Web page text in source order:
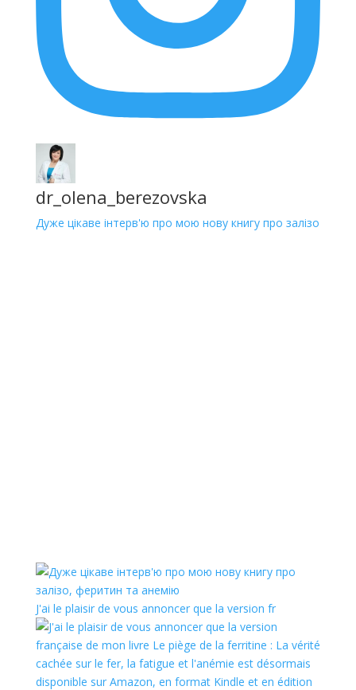
dr_olena_berezovska
Дуже цікаве інтерв'ю про мою нову книгу про залізо
J'ai le plaisir de vous annoncer que la version fr